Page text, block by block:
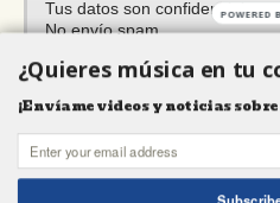
Tus datos son confidenciales,
No envío spam.
Funciona gracias a WordPress
¿Quieres música en tu
¡Envíame videos y noticias
POWERED